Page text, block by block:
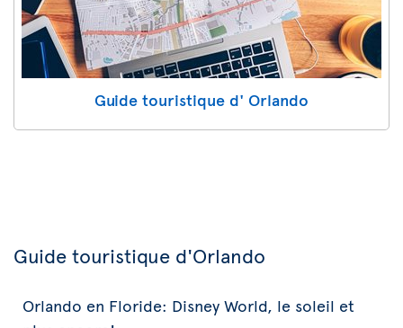
Guide touristique d' Orlando
Guide touristique d'Orlando
Orlando en Floride: Disney World, le soleil et